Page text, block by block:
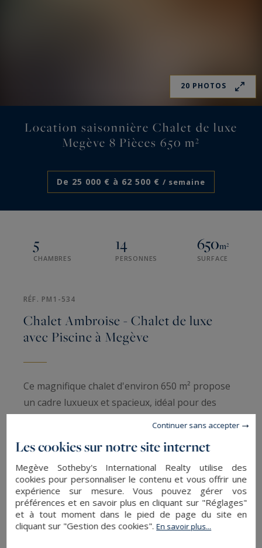
20 PHOTOS
Location saisonnière Chalet de luxe
Megève 8 Pièces 650 m²
De 25 000 € à 62 500 € / semaine
5
CHAMBRES
14
PERSONNES
650m²
SURFACE
RÉF. PM1-534
Chalet Ambroise - Chalet de luxe
avec Piscine à Megève
Ce magnifique chalet d'environ 650 m² propose
un cadre luxueux et spacieux, idéal pour des
séjours confortables en montagne. Il est doté de
équipements haut de gamme.
À l'extérieur, vous disposez de deux places de
stationnement en plein air et de quatre à cinq
places dans un parking souterrain en
copropriété, garantissant un accès pratique et
Les cookies sur notre site internet
Megève Sotheby's International Realty utilise des
cookies pour personnaliser le contenu et vous offrir une
expérience sur mesure. Vous pouvez gérer vos
préférences et en savoir plus en cliquant sur "Réglages"
et à tout moment dans le pied de page du site en
cliquant sur "Gestion des cookies".En savoir plus...
Continuer sans accepter